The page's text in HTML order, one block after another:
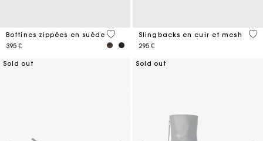
Bottines zippées en suède
395 €
5 out of 5 Customer Rating
Slingbacks en cuir et mesh
295 €
4,1
Sold out Sold out